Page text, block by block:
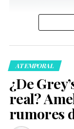
piel.
Actualmente,
producción
Londres, donde
principal, sino a
Sin embargo, su
ATEMPORAL
¿De
real?
rumores